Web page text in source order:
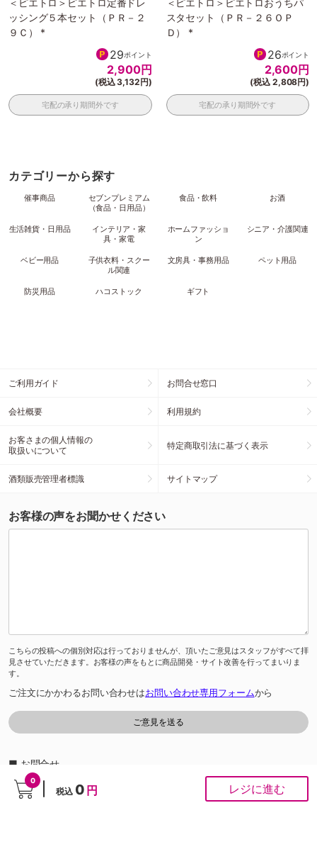
0
税込 0 円 レジに進む
＜ピエトロ＞ピエトロ定番ドレ
ッシング５本セット（ＰＲ－２
９Ｃ） *
29ポイント
2,900円
(税込 3,132円)
宅配の承り期間外です
＜ピエトロ＞ピエトロおうちパ
スタセット（ＰＲ－２６ＯＰ
Ｄ） *
26ポイント
2,600円
(税込 2,808円)
宅配の承り期間外です
カテゴリーから探す
催事商品
セブンプレミアム
（食品・日用品）
食品・飲料 お酒
生活雑貨・日用品
インテリア・家
具・家電
ホームファッショ
ン
シニア・介護関連
ベビー用品
子供衣料・スクー
ル関連
文房具・事務用品 ペット用品
防災用品 ハコストック ギフト
ご利用ガイド お問合せ窓口
会社概要 利用規約
お客さまの個人情報の
取扱いについて
特定商取引法に基づく表示
酒類販売管理者標識 サイトマップ
お客様の声をお聞かせください
こちらの投稿への個別対応は行っておりませんが、頂いたご意見はスタッフがすべて拝
見させていただきます。お客様の声をもとに商品開発・サイト改善を行ってまいりま
す。
ご注文にかかわるお問い合わせはお問い合わせ専用フォームから
■ お問合せ
「よくあるご質問」は
0120-37-1947